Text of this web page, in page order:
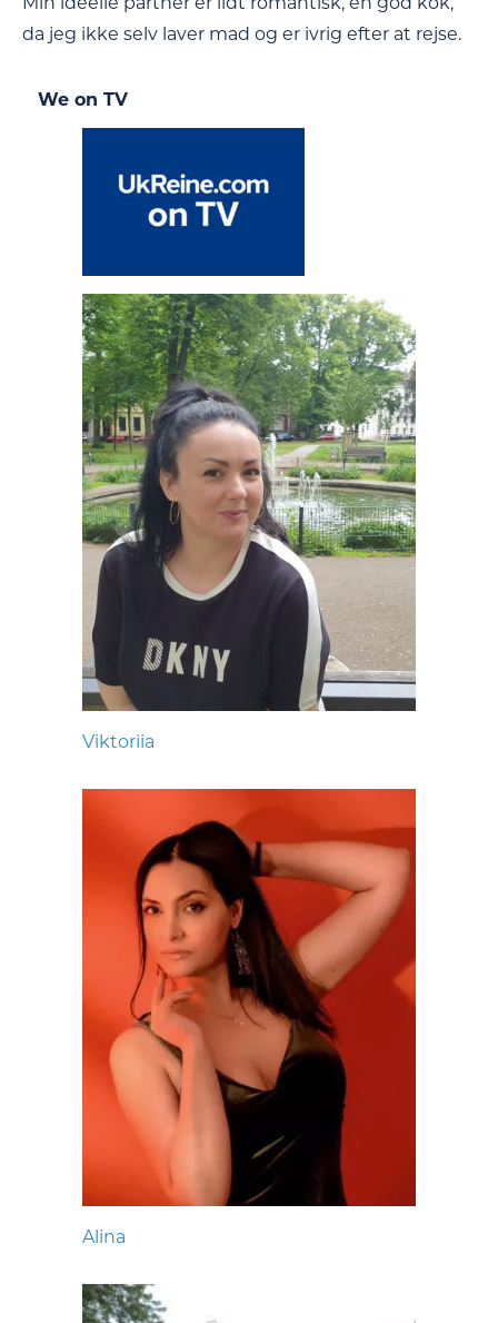
da jeg ikke selv laver mad og er ivrig efter at rejse.
We on TV
Viktoriia
Alina